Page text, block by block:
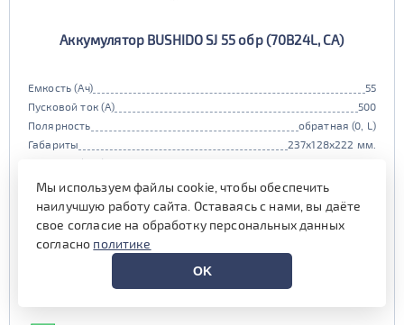
Аккумулятор BUSHIDO SJ 55 обр (70B24L, CA)
Емкость (Ач)
55
Пусковой ток (А)
500
Полярность
обратная (0, L)
Габариты
237x128x222 мм.
Гарантия (мес)
i Цена: 9 000 руб.
при обмене старой АКБ
9 500 руб.
Выгода на обслуживании от
Мы используем файлы cookie, чтобы обеспечить
наилучшую работу сайта. Оставаясь с нами, вы даёте
свое согласие на обработку персональных данных
согласно политике
OK